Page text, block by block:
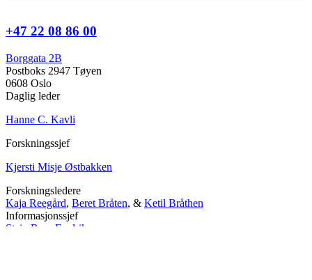
+47 22 08 86 00
Borggata 2B
Postboks 2947 Tøyen
0608 Oslo
Daglig leder
Hanne C. Kavli
Forskningssjef
Kjersti Misje Østbakken
Forskningsledere
Kaja Reegård, Beret Bråten, & Ketil Bråthen
Informasjonssjef
Stein Roar Fredriksen